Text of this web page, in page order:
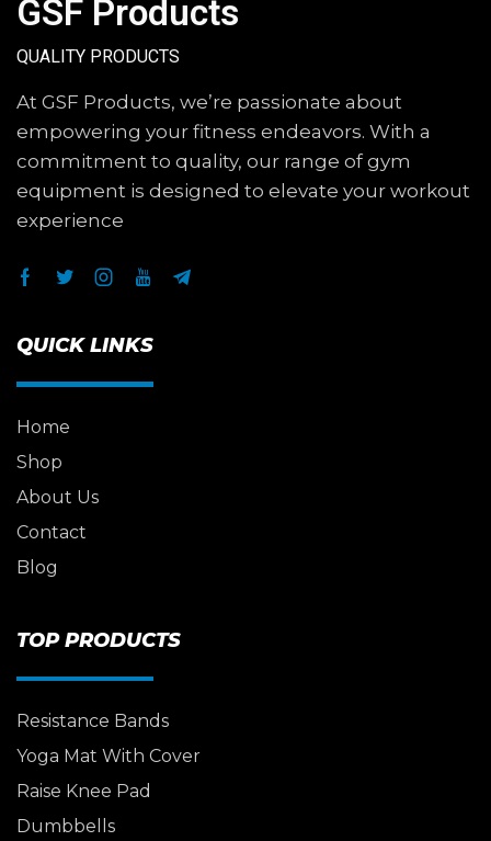
GSF Products
QUALITY PRODUCTS
At GSF Products, we’re passionate about
empowering your fitness endeavors. With a
commitment to quality, our range of gym
equipment is designed to elevate your workout
experience
QUICK LINKS
Home
Shop
About Us
Contact
Blog
TOP PRODUCTS
Resistance Bands
Yoga Mat With Cover
Raise Knee Pad
Dumbbells